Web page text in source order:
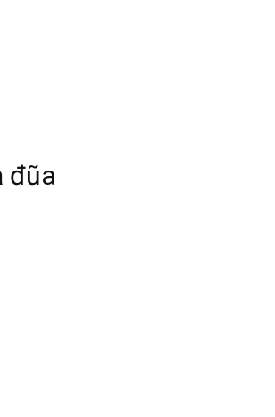
đũa